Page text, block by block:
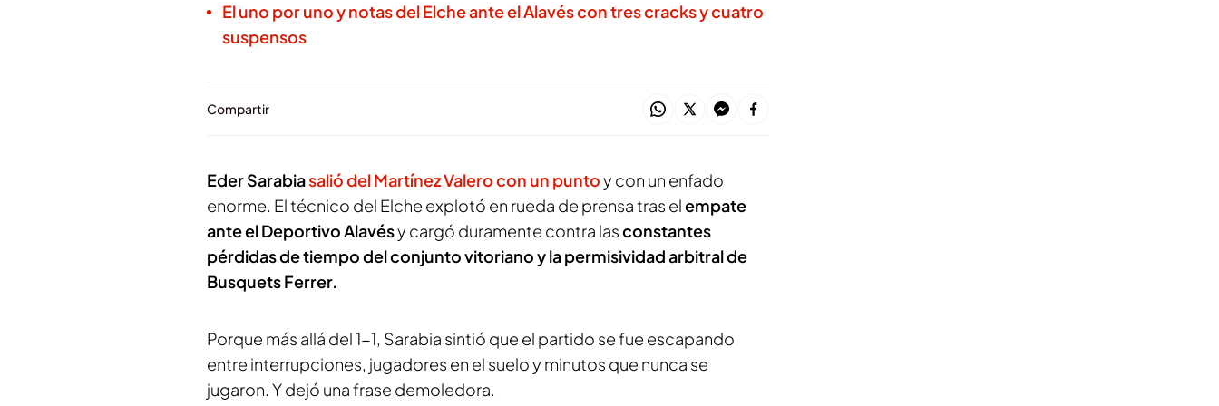
El uno por uno y notas del Elche ante el Alavés con tres cracks y cuatro
suspensos
Compartir
Eder Sarabiasalió del Martínez Valero con un puntoy con un enfado
enorme. El técnico del Elche explotó en rueda de prensa tras elempate
ante el Deportivo Alavésy cargó duramente contra lasconstantes
pérdidas de tiempo del conjunto vitoriano y la permisividad arbitral de
Busquets Ferrer.
Porque más allá del 1-1, Sarabia sintió que el partido se fue escapando
entre interrupciones, jugadores en el suelo y minutos que nunca se
jugaron. Y dejó una frase demoledora.